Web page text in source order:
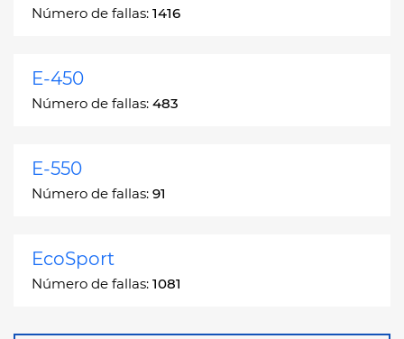
Número de fallas: 1416
E-450
Número de fallas: 483
E-550
Número de fallas: 91
EcoSport
Número de fallas: 1081